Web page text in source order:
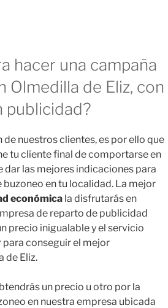
hacer una campaña
Olmedilla de Eliz, con
publicidad?
nuestros clientes, es por ello que
tu cliente final de comportarse en
dar las mejores indicaciones para
en tu localidad. La mejor
económica la disfrutarás en
de reparto de publicidad
precio inigualable y el servicio
conseguir el mejor
de Eliz.
un precio u otro por la
en nuestra empresa ubicada